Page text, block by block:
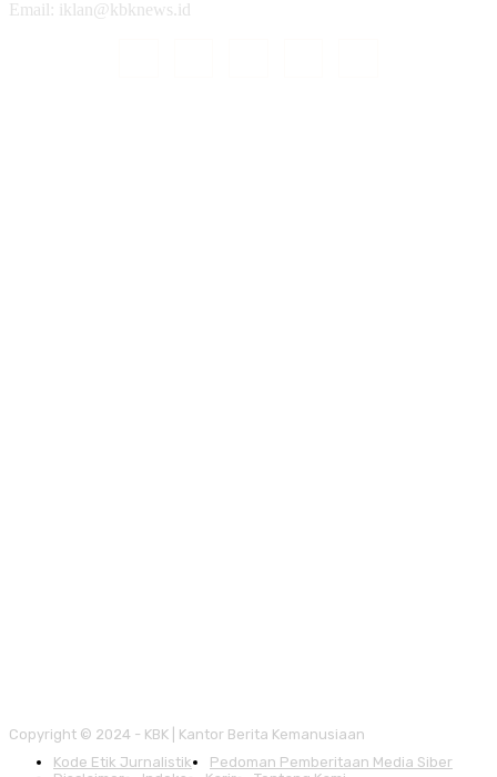
Email: iklan@kbknews.id
Copyright © 2024 - KBK | Kantor Berita Kemanusiaan
Kode Etik Jurnalistik
Pedoman Pemberitaan Media Siber